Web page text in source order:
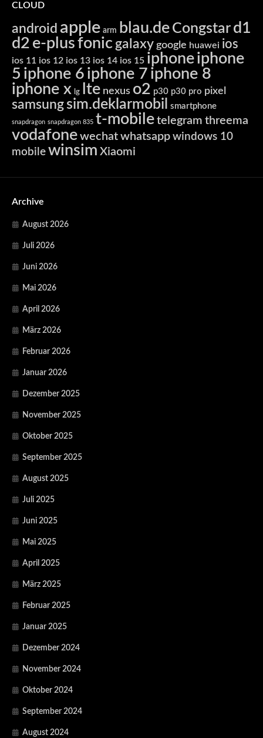
CLOUD
android apple arm blau.de Congstar d1
d2 e-plusfonic galaxy google huawei ios
ios 11 ios 12 ios 13 ios 14 ios 15 iphoneiphone
5 iphone 6 iphone 7 iphone 8
iphone x lg lte nexus o2 p30 p30 pro pixel
samsung sim.deklarmobil smartphone
snapdragon snapdragon 835 t-mobile telegram threema
vodafone wechat whatsapp windows 10
mobile winsim Xiaomi
Archive
August 2026
Juli 2026
Juni 2026
Mai 2026
April 2026
März 2026
Februar 2026
Januar 2026
Dezember 2025
November 2025
Oktober 2025
September 2025
August 2025
Juli 2025
Juni 2025
Mai 2025
April 2025
März 2025
Februar 2025
Januar 2025
Dezember 2024
November 2024
Oktober 2024
September 2024
August 2024